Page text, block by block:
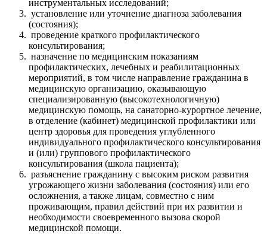
инструментальных исследований;
установление или уточнение диагноза заболевания
(состояния);
проведение краткого профилактического
консультирования;
назначение по медицинским показаниям
профилактических, лечебных и реабилитационных
мероприятий, в том числе направление гражданина в
медицинскую организацию, оказывающую
специализированную (высокотехнологичную)
медицинскую помощь, на санаторно-курортное лечение,
в отделение (кабинет) медицинской профилактики или
центр здоровья для проведения углубленного
индивидуального профилактического консультирования
и (или) группового профилактического
консультирования (школа пациента);
разъяснение гражданину с высоким риском развития
угрожающего жизни заболевания (состояния) или его
осложнения, а также лицам, совместно с ним
проживающим, правил действий при их развитии и
необходимости своевременного вызова скорой
медицинской помощи.